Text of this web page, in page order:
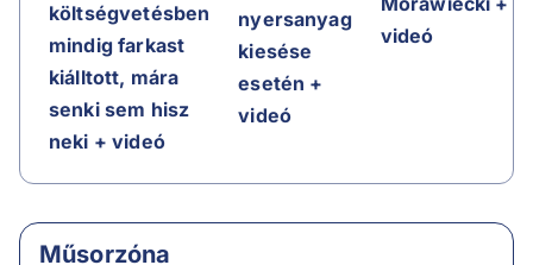
költségvetésben
mindig farkast
kiálltott, mára
senki sem hisz
neki + videó
nyersanyag
kiesése
esetén +
videó
videó
Műsorzóna